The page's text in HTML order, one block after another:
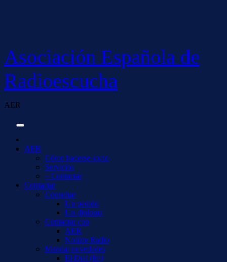
Asociación Española de
Radioescucha
AER
AER
Cómo hacerse socio
Servicios
– Contactar
Contactar
Consultar
Un pedido
Un diploma
Contactar con
AER
Notizie Radio
Mandar novedades
El Dial (fm)